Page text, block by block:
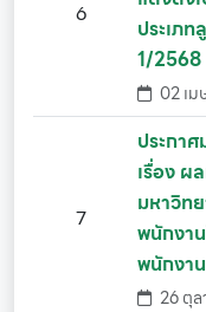
6
ประเภ
1/2568
02 เม
7
ประกา
เรื่อง ผ
มหาวิท
พนักงา
พนักงา
26 ตุ